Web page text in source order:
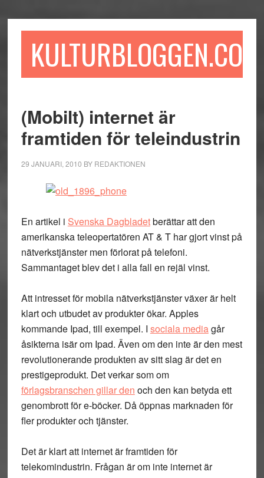
till
till
sidofältet
till
KULTURBLOGGEN.COM
(Mobilt) internet är
framtiden för teleindustrin
29 JANUARI, 2010 BY REDAKTIONEN
En artikel i Svenska Dagbladetberättar att den
amerikanska teleopertatören AT & T har gjort vinst på
nätverkstjänster men förlorat på telefoni.
Sammantaget blev det i alla fall en rejäl vinst.
Att intresset för mobila nätverkstjänster växer är helt
klart och utbudet av produkter ökar. Apples
kommande Ipad, till exempel. I sociala mediagår
åsikterna isär om Ipad. Även om den inte är den mest
revolutionerande produkten av sitt slag är det en
prestigeprodukt. Det verkar som om
förlagsbranschen gillar den och den kan betyda ett
genombrott för e-böcker. Då öppnas marknaden för
fler produkter och tjänster.
Det är klart att internet är framtiden för
telekomindustrin. Frågan är om inte internet är